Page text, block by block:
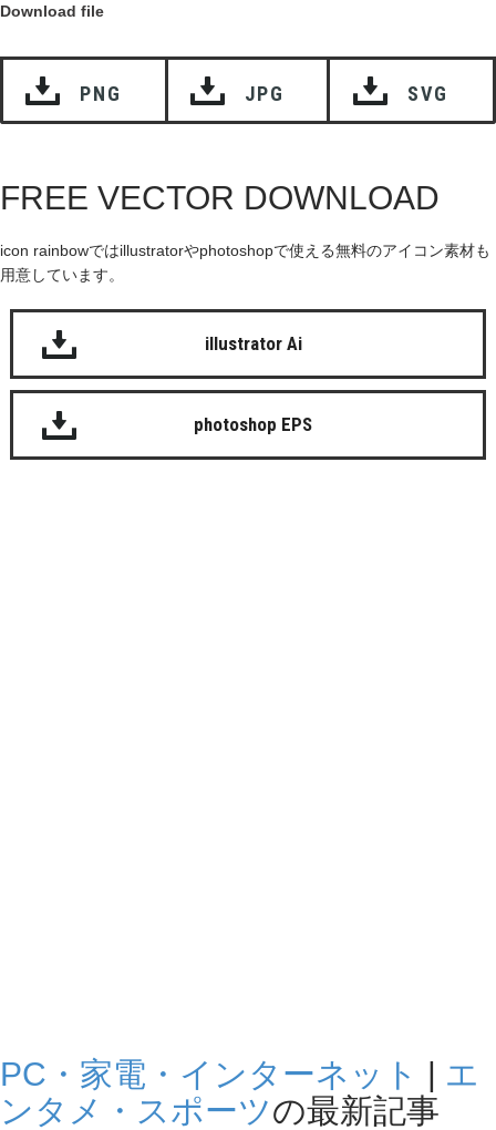
Download file
PNG JPG SVG
FREE VECTOR DOWNLOAD
icon rainbowではillustratorやphotoshopで使える無料のアイコン素材も
用意しています。
illustrator Ai
photoshop EPS
PC・家電・インターネット | エ
ンタメ・スポーツの最新記事